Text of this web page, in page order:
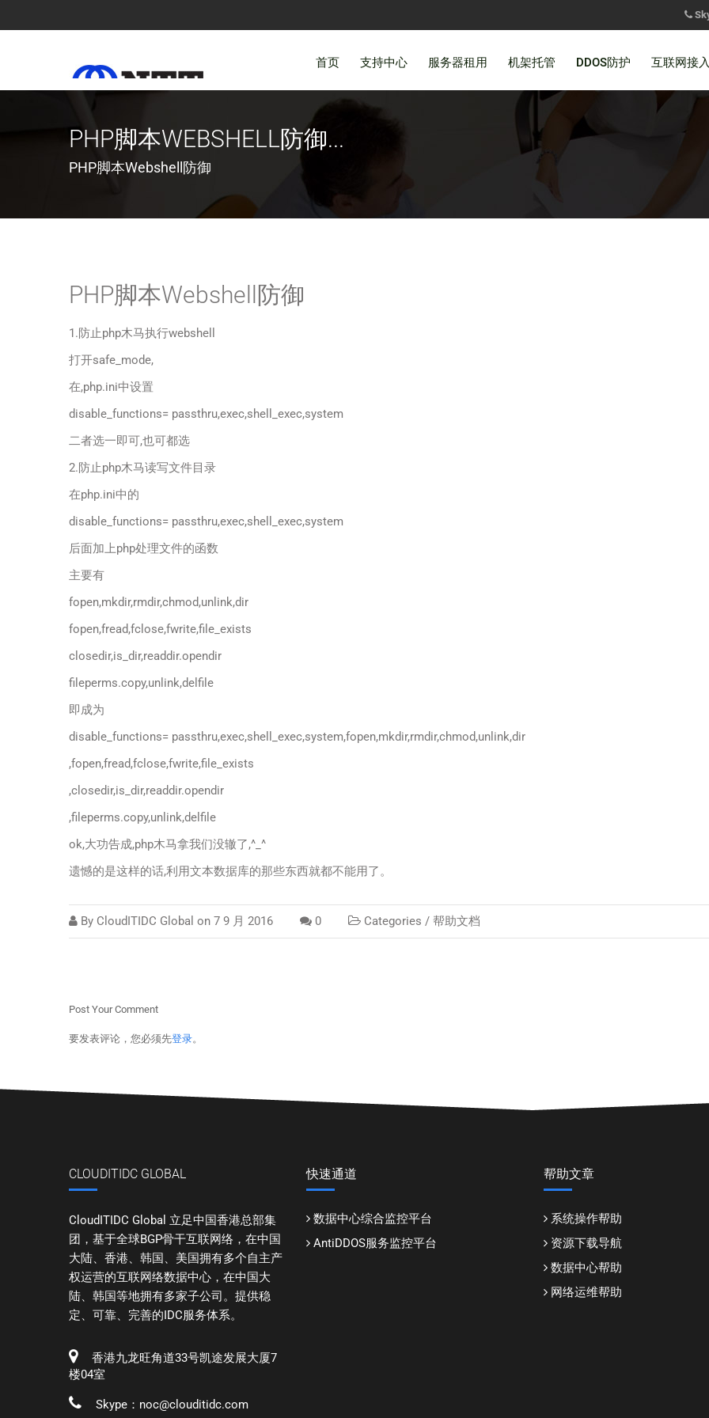
首页 支持中心 服务器租用 机架托管 DDOS防护 互联网接
PHP脚本WEBSHELL防御...
PHP脚本Webshell防御
PHP脚本Webshell防御
1.防止php木马执行webshell
打开safe_mode,
在,php.ini中设置
disable_functions= passthru,exec,shell_exec,system
二者选一即可,也可都选
2.防止php木马读写文件目录
在php.ini中的
disable_functions= passthru,exec,shell_exec,system
后面加上php处理文件的函数
主要有
fopen,mkdir,rmdir,chmod,unlink,dir
fopen,fread,fclose,fwrite,file_exists
closedir,is_dir,readdir.opendir
fileperms.copy,unlink,delfile
即成为
disable_functions= passthru,exec,shell_exec,system,fopen,mkdir,rmdir,chmod,unlink,dir
,fopen,fread,fclose,fwrite,file_exists
,closedir,is_dir,readdir.opendir
,fileperms.copy,unlink,delfile
ok,大功告成,php木马拿我们没辙了,^_^
遗憾的是这样的话,利用文本数据库的那些东西就都不能用了。
By CloudITIDC Global on 7 9 月 2016 0 Categories / 帮助文档
Post Your Comment
要发表评论，您必须先登录。
CLOUDITIDC GLOBAL
CloudITIDC Global 立足中国香港总部集
团，基于全球BGP骨干互联网络，在中国
大陆、香港、韩国、美国拥有多个自主产
权运营的互联网络数据中心，在中国大
陆、韩国等地拥有多家子公司。提供稳
定、可靠、完善的IDC服务体系。
香港九龙旺角道33号凯途发展大厦7
楼04室
Skype：noc@clouditidc.com
快速通道
数据中心综合监控平台
AntiDDOS服务监控平台
帮助文章
系统操作帮助
资源下载导航
数据中心帮助
网络运维帮助